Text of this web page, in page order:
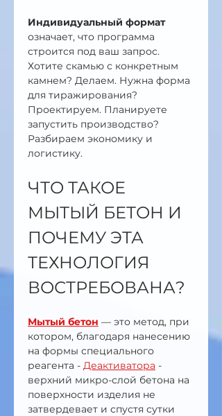
Индивидуальный формат
означает, что программа
строится под ваш запрос.
Хотите скамью с конкретным
камнем? Делаем. Нужна форма
для тиражирования?
Проектируем. Планируете
запустить производство?
Разбираем экономику и
логистику.
ЧТО ТАКОЕ
МЫТЫЙ БЕТОН И
ПОЧЕМУ ЭТА
ТЕХНОЛОГИЯ
ВОСТРЕБОВАНА?
Мытый бетон — это метод, при
котором, благодаря нанесению
на формы специального
реагента - Деактиватора -
верхний микро-слой бетона на
поверхности изделия не
затвердевает и спустя сутки